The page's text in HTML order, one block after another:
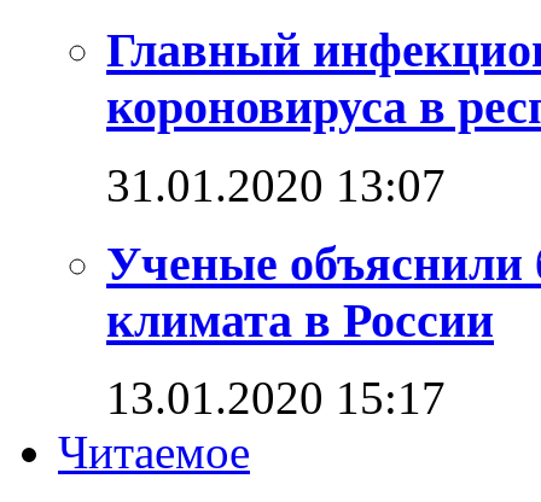
Главный
короновируса в
31.01.2020 13:07
Ученые объяснили
климата в России
13.01.2020 15:17
Читаемое